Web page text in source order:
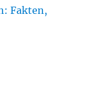
Fakten,